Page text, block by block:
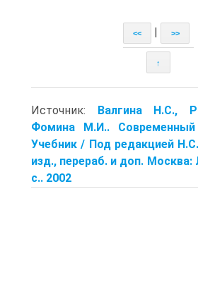
<< >>
↑
Источник: Валгина Н.С.,
Фомина М.И.. Современный
Учебник / Под редакцией
изд., перераб. и доп. Москва:
с.. 2002